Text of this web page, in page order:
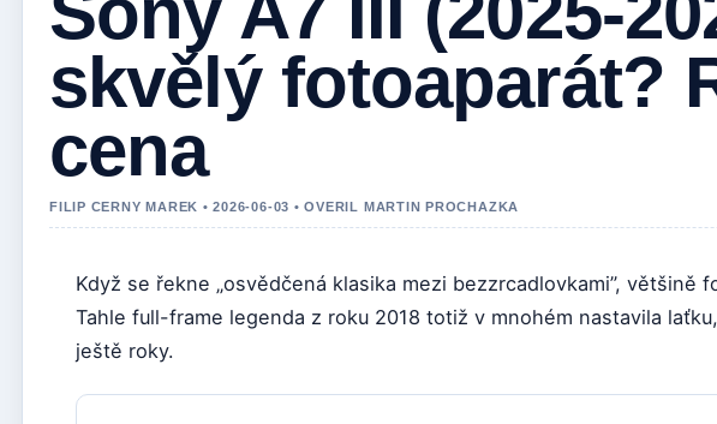
skvělý fotoaparát?
cena
FILIP CERNY MAREK • 2026-06-03 • OVERIL MARTIN PROCHAZKA
Když se řekne „osvědčená klasika mezi bezzrcadlovkami”, většině
Tahle full-frame legenda z roku 2018 totiž v mnohém nastavila
ještě roky.